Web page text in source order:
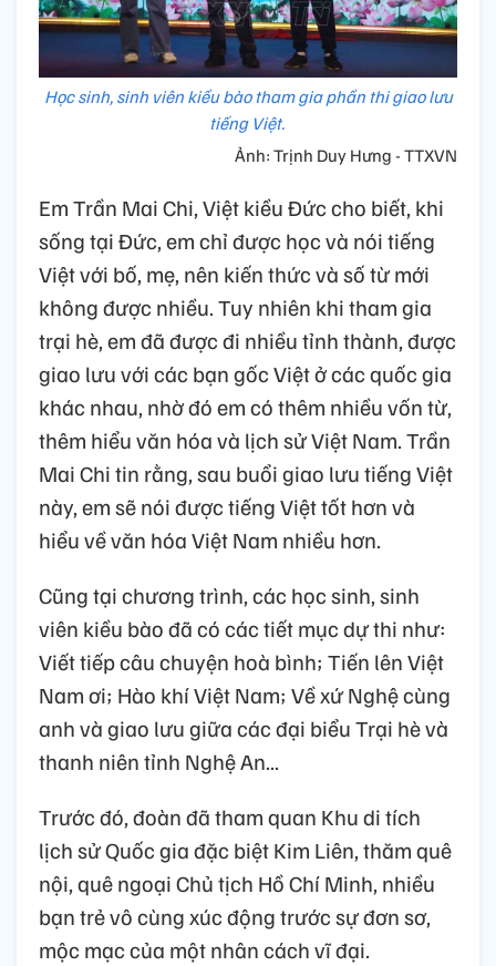
Học sinh, sinh viên kiều bào tham gia phần thi giao lưu
tiếng Việt.
Ảnh: Trịnh Duy Hưng - TTXVN
Em Trần Mai Chi, Việt kiều Đức cho biết, khi
sống tại Đức, em chỉ được học và nói tiếng
Việt với bố, mẹ, nên kiến thức và số từ mới
không được nhiều. Tuy nhiên khi tham gia
trại hè, em đã được đi nhiều tỉnh thành, được
giao lưu với các bạn gốc Việt ở các quốc gia
khác nhau, nhờ đó em có thêm nhiều vốn từ,
thêm hiểu văn hóa và lịch sử Việt Nam. Trần
Mai Chi tin rằng, sau buổi giao lưu tiếng Việt
này, em sẽ nói được tiếng Việt tốt hơn và
hiểu về văn hóa Việt Nam nhiều hơn.
Cũng tại chương trình, các học sinh, sinh
viên kiều bào đã có các tiết mục dự thi như:
Viết tiếp câu chuyện hoà bình; Tiến lên Việt
Nam ơi; Hào khí Việt Nam; Về xứ Nghệ cùng
anh và giao lưu giữa các đại biểu Trại hè và
thanh niên tỉnh Nghệ An...
Trước đó, đoàn đã tham quan Khu di tích
lịch sử Quốc gia đặc biệt Kim Liên, thăm quê
nội, quê ngoại Chủ tịch Hồ Chí Minh, nhiều
bạn trẻ vô cùng xúc động trước sự đơn sơ,
mộc mạc của một nhân cách vĩ đại.